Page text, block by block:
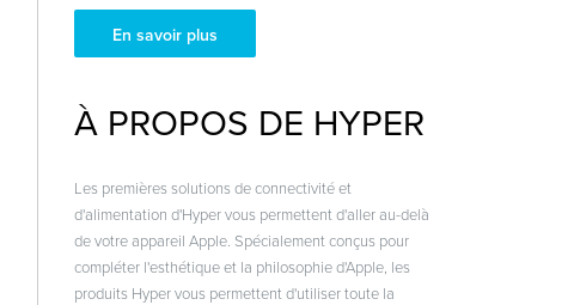
En savoir plus
À PROPOS DE HYPER
Les premières solutions de connectivité et
d'alimentation d'Hyper vous permettent d'aller au-delà
de votre appareil Apple. Spécialement conçus pour
compléter l'esthétique et la philosophie d'Apple, les
produits Hyper vous permettent d'utiliser toute la